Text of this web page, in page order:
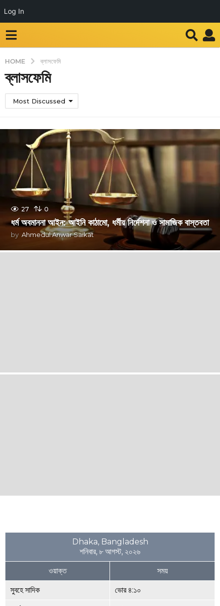
Log In
HOME ব্লাসফেমি
ব্লাসফেমি
Most Discussed
27 0
ধর্ম অবমাননা আইন: আইনি কাঠামো, ধর্মীয় নির্দেশনা ও সামাজিক বাস্তবতা
by Ahmedul Anwar Saikat
Dhaka, Bangladesh
শনিবার, ৮ আগস্ট, ২০২৬
ওয়াক্ত সময়
সুবহে সাদিক ভোর ৪:১০